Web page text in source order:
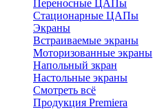
Переносные ЦАПы
Стационарные ЦАПы
Экраны
Встраиваемые экраны
Моторизованные экраны
Напольный зкран
Настольные экраны
Смотреть всё
Продукция Premiera